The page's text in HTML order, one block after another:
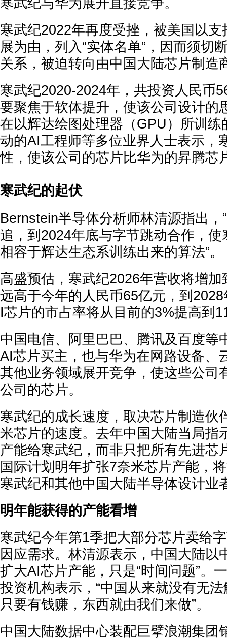
寒武纪与华为展开直接竞争。
寒武纪2022年再度受挫，被美国以
展为由，列入“实体名单”，因而须切
关系，被迫转向由中国大陆芯片制造
寒武纪2020-2024年，共投资人民币
要聚焦于软体提升，使该公司设计的
在以辉达绘图处理器（GPU）所训练
动的AI工程师等多位业界人士表示，
性，使该公司的芯片比华为的昇腾芯
寒武纪的起伏
Bernstein半导体分析师林清源指出，
追，到2024年底与字节跳动合作，
相容于辉达生态系训练出来的算法”。
高盛预估，寒武纪2026年营收将增
远高于今年的人民币65亿元，到
I芯片的市占率将从目前的3%提高到
中国电信、阿里巴巴、腾讯及百度等
AI芯片买主，也与华为在网路设备、
其他业务领域展开竞争，使这些公司
公司的芯片。
寒武纪的成长速度，取决芯片制造伙
米芯片的速度。去年中国大陆当局指
产能给寒武纪，而非只把所有先进芯
国际计划明年扩张7奈米芯片产能，
寒武纪和其他中国大陆半导体设计业
明年能获得的产能看增
寒武纪今年第1季把大部分芯片卖给
因应需求。林清源表示，中国大陆以
扩大AI芯片产能，只是“时间问题”。
投资机构表示，“中国从来就没有无
只要有钱赚，东西就由我们来做”。
中国大陆数据中心装配巨擘浪潮集团